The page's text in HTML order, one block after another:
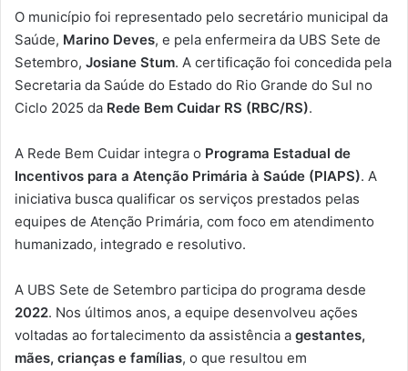
O município foi representado pelo secretário municipal da
Saúde, Marino Deves, e pela enfermeira da UBS Sete de
Setembro, Josiane Stum. A certificação foi concedida pela
Secretaria da Saúde do Estado do Rio Grande do Sul no
Ciclo 2025 da Rede Bem Cuidar RS (RBC/RS).
A Rede Bem Cuidar integra o Programa Estadual de
Incentivos para a Atenção Primária à Saúde (PIAPS). A
iniciativa busca qualificar os serviços prestados pelas
equipes de Atenção Primária, com foco em atendimento
humanizado, integrado e resolutivo.
A UBS Sete de Setembro participa do programa desde
2022. Nos últimos anos, a equipe desenvolveu ações
voltadas ao fortalecimento da assistência a gestantes,
mães, crianças e famílias, o que resultou em